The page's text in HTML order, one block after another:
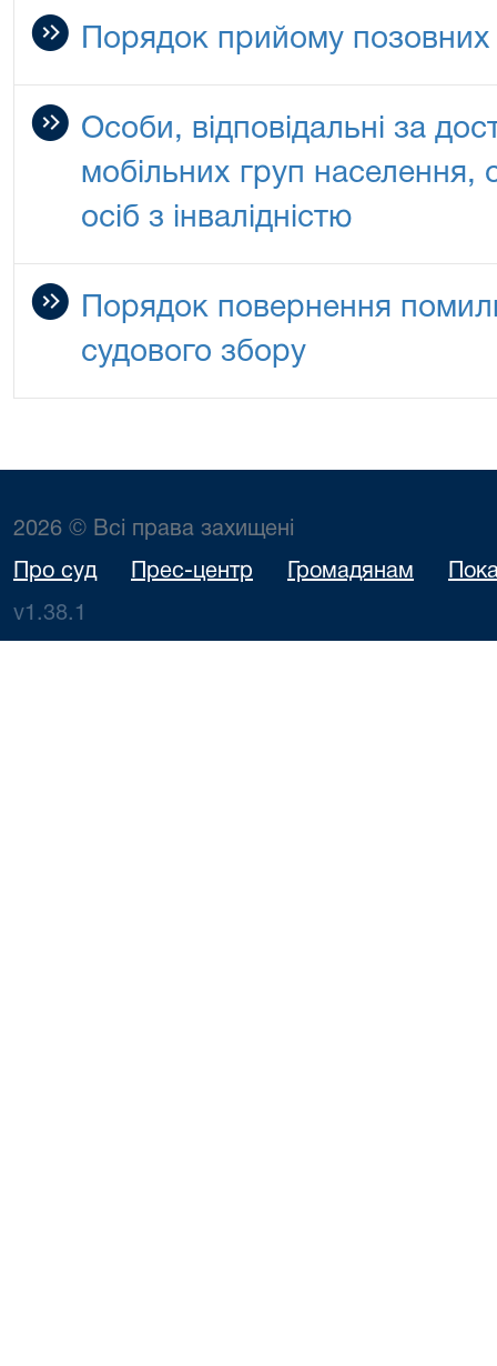
Порядок прийому позовних
Особи, відповідальні за
мобільних груп населення,
осіб з інвалідністю
Порядок повернення
судового збору
2026 © Всі права захищені
Про суд Прес-центр Громадянам
v1.38.1